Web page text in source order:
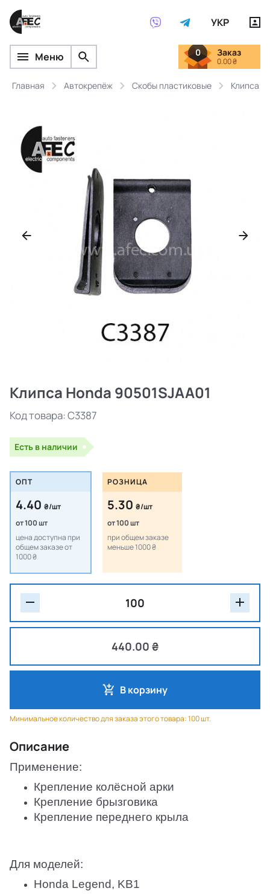
УКР
Меню 0 Заказ
0.00 ₴
Главная Автокрепёж Скобы пластиковые Клипса
Клипса Honda 90501SJAA01
Код товара:C3387
Есть в наличии
ОПТ
4.40 ₴/шт
от 100 шт
цена доступна при
общем заказе от
1000 ₴
РОЗНИЦА
5.30 ₴/шт
от 100 шт
при общем заказе
меньше 1000 ₴
440.00 ₴
В корзину
Минимальное количество для заказа этого товара: 100 шт.
Описание
Применение:
Крепление колёсной арки
Крепление брызговика
Крепление переднего крыла
Для моделей:
Honda Legend, KB1